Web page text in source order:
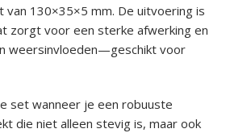
van 130×35×5 mm. De uitvoering is
zorgt voor een sterke afwerking en
weersinvloeden—geschikt voor
set wanneer je een robuuste
die niet alleen stevig is, maar ook